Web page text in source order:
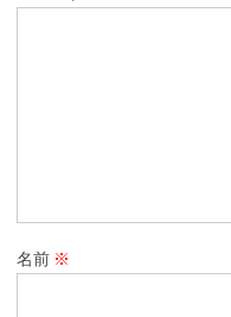
名前 ※